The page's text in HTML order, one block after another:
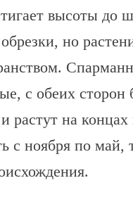
высоты до
но
с обеих
растут на
с ноября по май,